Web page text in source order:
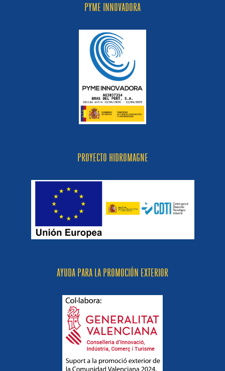
PYME INNOVADORA
PROYECTO HIDROMAGNE
AYUDA PARA LA PROMOCIÓN EXTERIOR